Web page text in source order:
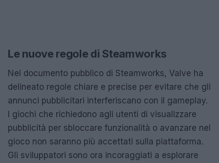
Le nuove regole di Steamworks
Nel documento pubblico di Steamworks, Valve ha
delineato regole chiare e precise per evitare che gli
annunci pubblicitari interferiscano con il gameplay.
I giochi che richiedono agli utenti di visualizzare
pubblicità per sbloccare funzionalità o avanzare nel
gioco non saranno più accettati sulla piattaforma.
Gli sviluppatori sono ora incoraggiati a esplorare